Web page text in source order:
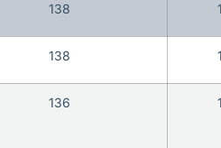
138
138
136